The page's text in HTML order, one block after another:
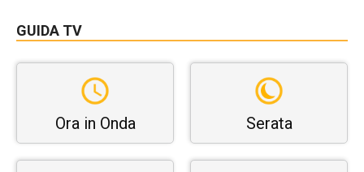
GUIDA TV
Ora in Onda Serata